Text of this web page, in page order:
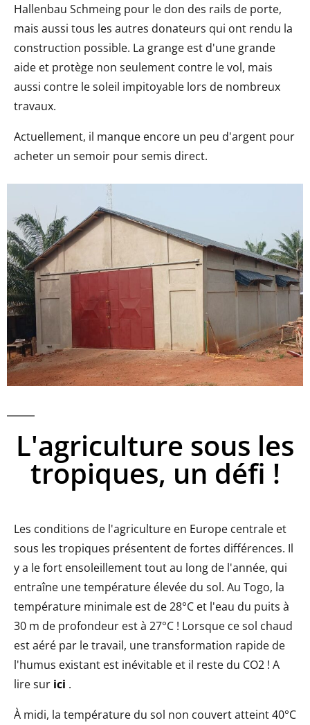
Hallenbau Schmeing pour le don des rails de porte,
mais aussi tous les autres donateurs qui ont rendu la
construction possible. La grange est d'une grande
aide et protège non seulement contre le vol, mais
aussi contre le soleil impitoyable lors de nombreux
travaux.
Actuellement, il manque encore un peu d'argent pour
acheter un semoir pour semis direct.
L'agriculture sous les
tropiques, un défi !
Les conditions de l'agriculture en Europe centrale et
sous les tropiques présentent de fortes différences. Il
y a le fort ensoleillement tout au long de l'année, qui
entraîne une température élevée du sol. Au Togo, la
température minimale est de 28°C et l'eau du puits à
30 m de profondeur est à 27°C ! Lorsque ce sol chaud
est aéré par le travail, une transformation rapide de
l'humus existant est inévitable et il reste du CO2 ! A
lire sur ici .
À midi, la température du sol non couvert atteint 40°C